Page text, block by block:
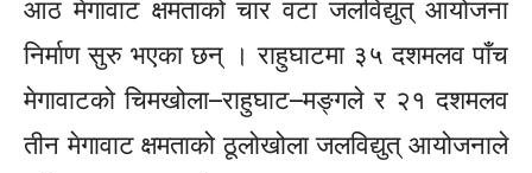
आठ मेगावाट क्षमताको चार वटा जलविद्युत् आयोजना
निर्माण सुरु भएका छन् । राहुघाटमा ३५ दशमलव पाँच
मेगावाटको चिमखोला–राहुघाट–मङ्गले र २१ दशमलव
तीन मेगावाट क्षमताको ठूलोखोला जलविद्युत् आयोजनाले